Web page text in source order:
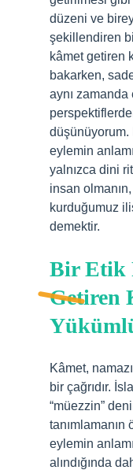
düzeni ve
şekillendiren
kâmet getiren
bakarken,
aynı
düşünüyorum.
eylemin
yalnızca dini
insan
kurduğumuz
demektir.
Bir Etik
Getiren
Kâmet,
bir çağrıdır.
“müezzin”
eylemin
alındığında